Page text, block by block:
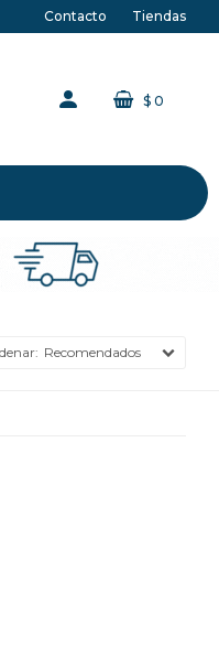
$ 0
Contacto Tiendas
Recomendados